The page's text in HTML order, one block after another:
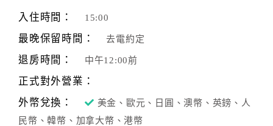
客
聯
絡
入住時間： 15:00
最晚保留時間： 去電約定
退房時間： 中午12:00前
正式對外營業：
外幣兌換：
美金、歐元、日圓、澳幣、英鎊、人
民幣、韓幣、加拿大幣、港幣